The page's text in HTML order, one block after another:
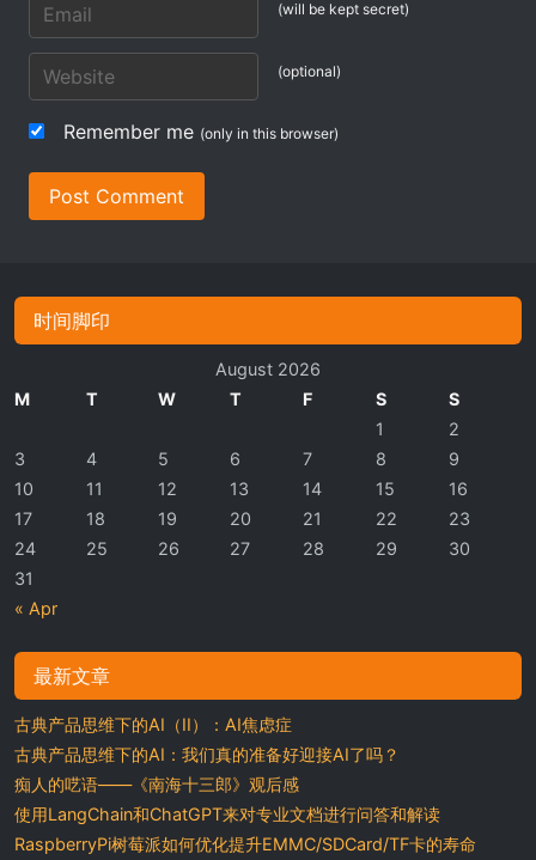
(will be kept secret)
(optional)
Remember me (only in this browser)
Post Comment
时间脚印
August 2026
M
T W T F S S
« Apr
1
2
3
4 5 6 7 8
9
10
11 12 13 14 15
16
17
18 19 20 21 22
23
24
25 26 27 28 29
30
31
最新文章
古典产品思维下的AI（II）：AI焦虑症
古典产品思维下的AI：我们真的准备好迎接AI了吗？
痴人的呓语——《南海十三郎》观后感
使用LangChain和ChatGPT来对专业文档进行问答和解读
RaspberryPi树莓派如何优化提升EMMC/SDCard/TF卡的寿命